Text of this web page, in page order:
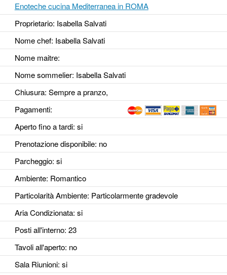
Enoteche cucina Mediterranea in ROMA
Proprietario: Isabella Salvati
Nome chef: Isabella Salvati
Nome maitre:
Nome sommelier: Isabella Salvati
Chiusura: Sempre a pranzo,
Pagamenti:
Aperto fino a tardi: si
Prenotazione disponibile: no
Parcheggio: si
Ambiente: Romantico
Particolarità Ambiente: Particolarmente gradevole
Aria Condizionata: si
Posti all'interno: 23
Tavoli all'aperto: no
Sala Riunioni: si